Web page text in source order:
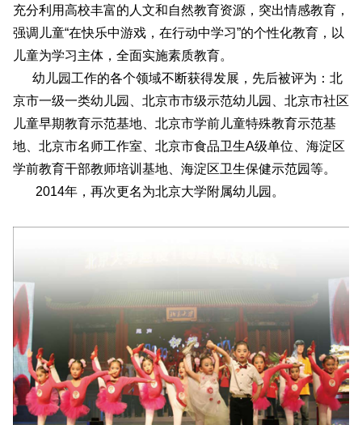
充分利用高校丰富的人文和自然教育资源，突出情感教育，
强调儿童“在快乐中游戏，在行动中学习”的个性化教育，以
儿童为学习主体，全面实施素质教育。
幼儿园工作的各个领域不断获得发展，先后被评为：北
京市一级一类幼儿园、北京市市级示范幼儿园、北京市社区
儿童早期教育示范基地、北京市学前儿童特殊教育示范基
地、北京市名师工作室、北京市食品卫生A级单位、海淀区
学前教育干部教师培训基地、海淀区卫生保健示范园等。
2014年，再次更名为北京大学附属幼儿园 。